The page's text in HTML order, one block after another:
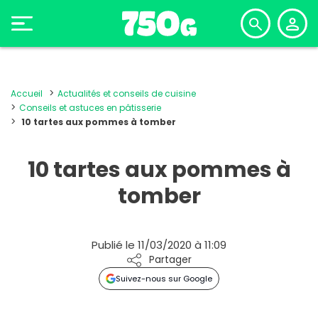
Accueil
Actualités et conseils de cuisine
Conseils et astuces en pâtisserie
10 tartes aux pommes à tomber
10 tartes aux pommes à
tomber
Publié le 11/03/2020 à 11:09
Partager
Suivez-nous sur Google